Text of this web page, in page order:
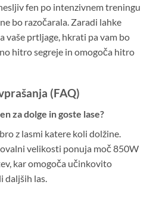
fen po intenzivnem treningu
bo razočarala. Zaradi lahke
vaše prtljage, hkrati pa vam bo
hitro segreje in omogoča hitro
(FAQ)
za dolge in goste lase?
z lasmi katere koli dolžine.
velikosti ponuja moč 850W
kar omogoča učinkovito
daljših las.